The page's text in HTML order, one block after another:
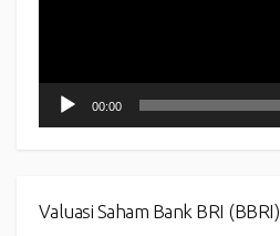
00:00
Valuasi Saham Bank BRI (BBRI)